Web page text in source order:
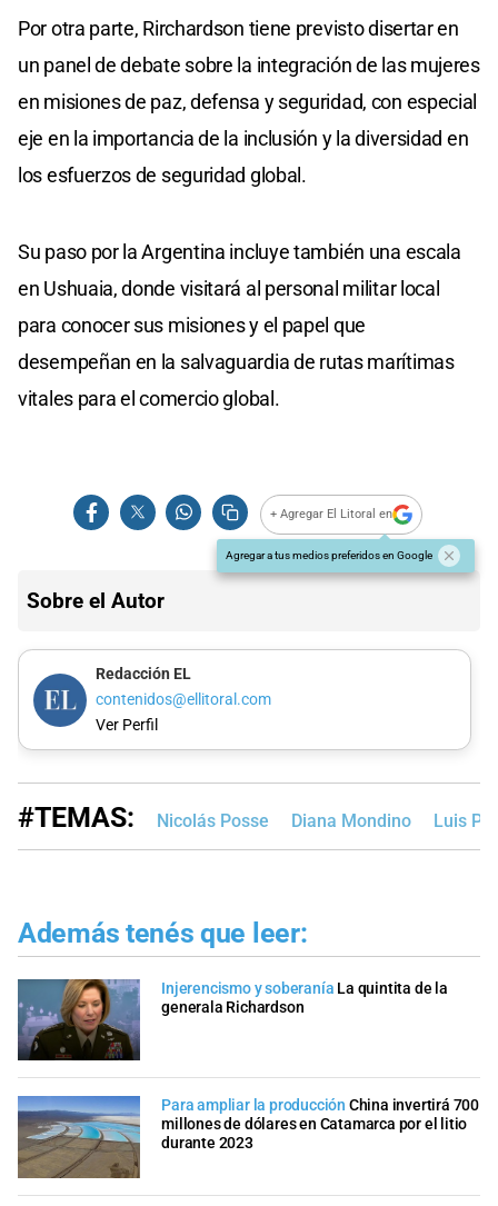
Por otra parte, Rirchardson tiene previsto disertar en
un panel de debate sobre la integración de las mujeres
en misiones de paz, defensa y seguridad, con especial
eje en la importancia de la inclusión y la diversidad en
los esfuerzos de seguridad global.
Su paso por la Argentina incluye también una escala
en Ushuaia, donde visitará al personal militar local
para conocer sus misiones y el papel que
desempeñan en la salvaguardia de rutas marítimas
vitales para el comercio global.
+ Agregar El Litoral en
Agregar a tus medios preferidos en Google
Sobre el Autor
Redacción EL
contenidos@ellitoral.com
Ver Perfil
#TEMAS: Nicolás Posse Diana Mondino Luis
Además tenés que leer:
Injerencismo y soberanía La quintita de la
generala Richardson
Para ampliar la producción China invertirá 700
millones de dólares en Catamarca por el litio
durante 2023